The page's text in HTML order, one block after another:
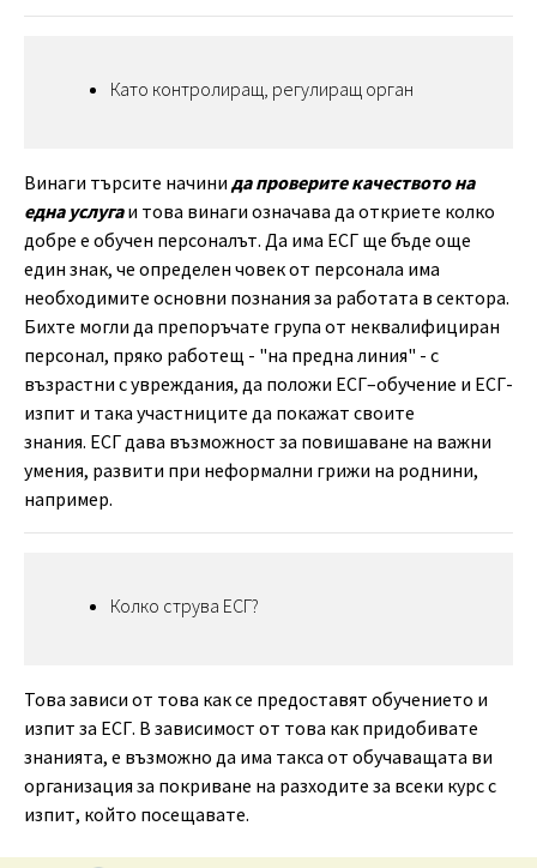
Като контролиращ, регулиращ орган
Винаги търсите начини да проверите качеството на
една услугаи това винаги означава да откриете колко
добре е обучен персоналът. Да има ЕСГ ще бъде още
един знак, че определен човек от персонала има
необходимите основни познания за работата в сектора.
Бихте могли да препоръчате група от неквалифициран
персонал, пряко работещ - "на предна линия" - с
възрастни с увреждания, да положи ЕСГ–обучение и ЕСГ-
изпит и така участниците да покажат своите
знания. ЕСГ дава възможност за повишаване на важни
умения, развити при неформални грижи на роднини,
например.
Колко струва ЕСГ?
Това зависи от това как се предоставят обучението и
изпит за ЕСГ. В зависимост от това как придобивате
знанията, е възможно да има такса от обучаващата ви
организация за покриване на разходите за всеки курс с
изпит, който посещавате.